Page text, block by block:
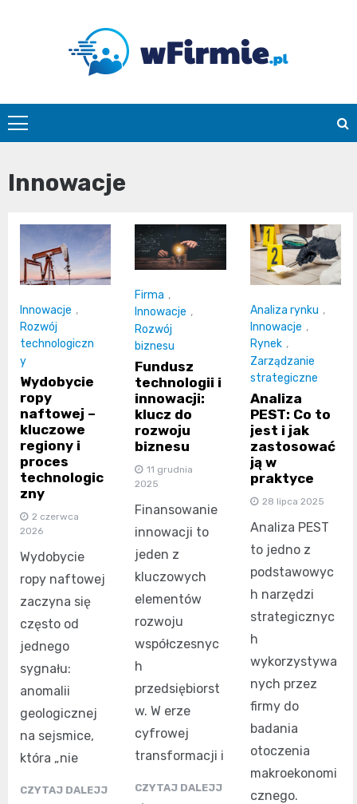
Wfirmie.pl
Innowacje
Innowacje ,
Rozwój
technologiczn
y
Wydobycie
ropy
naftowej –
kluczowe
regiony i
proces
technologic
zny
2 czerwca
2026
Wydobycie
ropy naftowej
zaczyna się
często od
jednego
sygnału:
anomalii
geologicznej
na sejsmice,
która „nie
CZYTAJ DALEJJ
Firma ,
Innowacje ,
Rozwój
biznesu
Fundusz
technologii i
innowacji:
klucz do
rozwoju
biznesu
11 grudnia
2025
Finansowanie
innowacji to
jeden z
kluczowych
elementów
rozwoju
współczesnyc
h
przedsiębiorst
w. W erze
cyfrowej
transformacji i
CZYTAJ DALEJJ
Analiza rynku ,
Innowacje ,
Rynek ,
Zarządzanie
strategiczne
Analiza
PEST: Co to
jest i jak
zastosować
ją w
praktyce
28 lipca 2025
Analiza PEST
to jedno z
podstawowyc
h narzędzi
strategicznyc
h
wykorzystywa
nych przez
firmy do
badania
otoczenia
makroekonomi
cznego.